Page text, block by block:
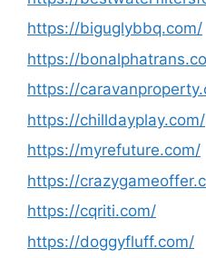
https://biguglybbq.com/
https://
https://
https://chilldayplay.com/
https://myrefuture.com/
https://
https://cqriti.com/
https://doggyfluff.com/